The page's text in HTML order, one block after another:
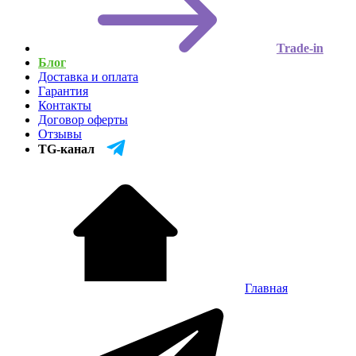
Trade-in
Блог
Доставка и оплата
Гарантия
Контакты
Договор оферты
Отзывы
TG-канал
Главная